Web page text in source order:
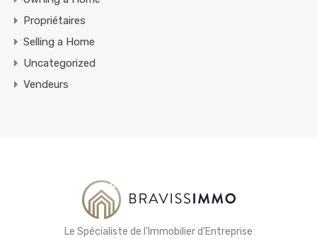
Propriétaires
Selling a Home
Uncategorized
Vendeurs
Le Spécialiste de l'Immobilier d'Entreprise